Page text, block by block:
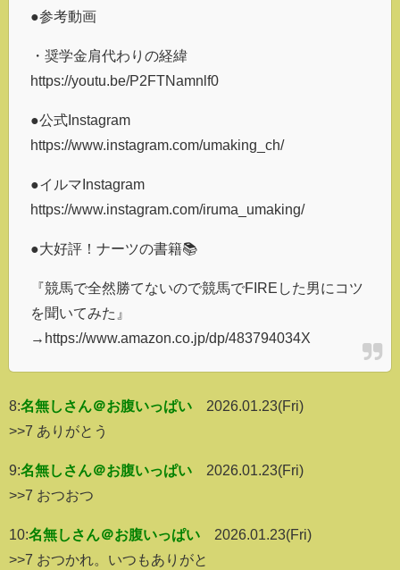
●参考動画
・奨学金肩代わりの経緯
https://youtu.be/P2FTNamnlf0
●公式Instagram
https://www.instagram.com/umaking_ch/
●イルマInstagram
https://www.instagram.com/iruma_umaking/
●大好評！ナーツの書籍📚
『競馬で全然勝てないので競馬でFIREした男にコツ
を聞いてみた』
→https://www.amazon.co.jp/dp/483794034X
8:名無しさん＠お腹いっぱい
2026.01.23(Fri)
>>7 ありがとう
9:名無しさん＠お腹いっぱい
2026.01.23(Fri)
>>7 おつおつ
10:名無しさん＠お腹いっぱい
2026.01.23(Fri)
>>7 おつかれ。いつもありがと